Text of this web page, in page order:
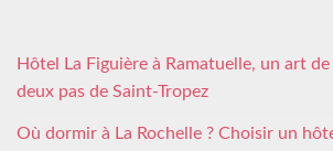
Hôtel La Figuière à Ramatuelle, un art
deux pas de Saint-Tropez
Où dormir à La Rochelle ? Choisir un